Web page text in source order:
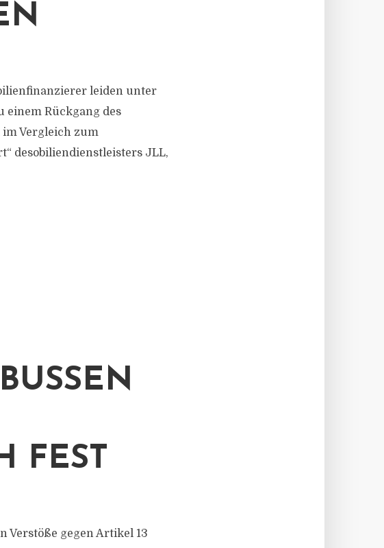
leiden unter
einem Rückgang des
Vergleich zum
desobiliendienstleisters JLL,
G
Verstöße gegen Artikel 13